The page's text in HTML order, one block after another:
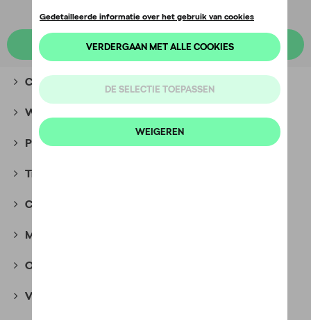
Kies een model
Camping
Winteraccessoires
Packs(28)
Transport
Comfort en bescherming
Multimedia
Onderhoudsproducten
Velgen en banden